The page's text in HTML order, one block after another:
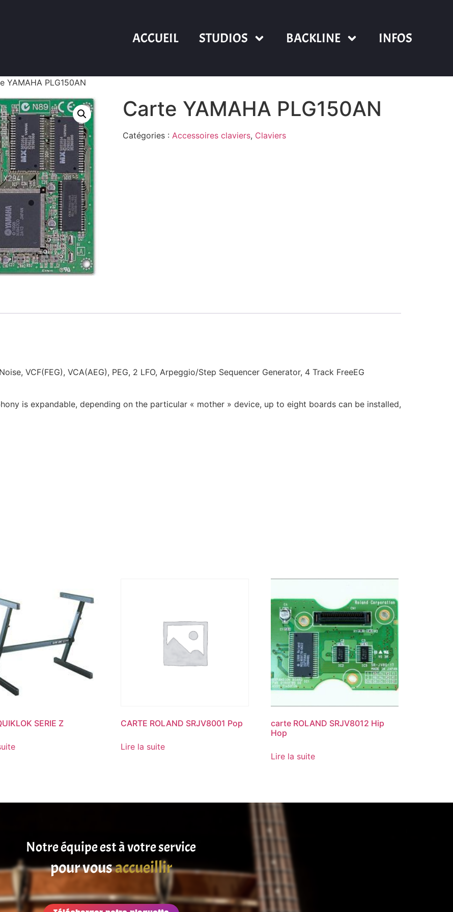
ACCUEIL STUDIOS BACKLINE INFOS
YAMAHA PLG150AN
Carte YAMAHA PLG150AN
Catégories : Accessoires claviers, Claviers
VCF(FEG), VCA(AEG), PEG, 2 LFO, Arpeggio/Step Sequencer Generator, 4 Track FreeEG
is expandable, depending on the particular « mother » device, up to eight boards can be installed,
SERIE Z CARTE ROLAND SRJV8001 Pop
Lire la suite
carte ROLAND SRJV8012 Hip
Hop
Lire la suite
Notre équipe est à votre service
pour vous
accueillir
satisfaire